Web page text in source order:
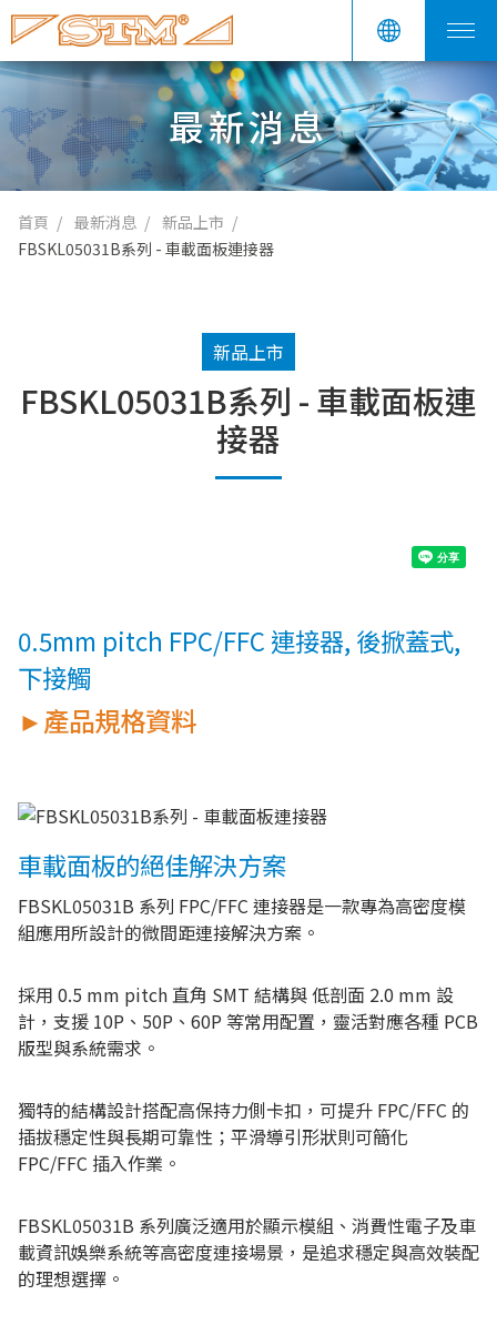
最新消息
首頁 最新消息
新品上市
FBSKL05031B系列 - 車載面板連接器
新品上市
FBSKL05031B系列 - 車載面板連
接器
0.5mm pitch FPC/FFC 連接器, 後掀蓋式,
下接觸
►產品規格資料
車載面板的絕佳解決方案
FBSKL05031B 系列 FPC/FFC 連接器是一款專為高密度模
組應用所設計的微間距連接解決方案。
採用 0.5 mm pitch 直角 SMT 結構與 低剖面 2.0 mm 設
計，支援 10P、50P、60P 等常用配置，靈活對應各種 PCB
版型與系統需求。
獨特的結構設計搭配高保持力側卡扣，可提升 FPC/FFC 的
插拔穩定性與長期可靠性；平滑導引形狀則可簡化
FPC/FFC 插入作業。
FBSKL05031B 系列廣泛適用於顯示模組、消費性電子及車
載資訊娛樂系統等高密度連接場景，是追求穩定與高效裝配
的理想選擇。